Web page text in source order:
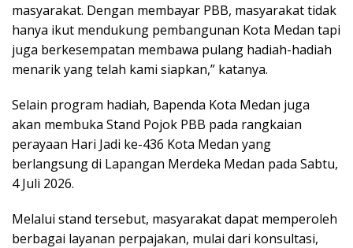
masyarakat. Dengan membayar PBB, masyarakat tidak
hanya ikut mendukung pembangunan Kota Medan tapi
juga berkesempatan membawa pulang hadiah-hadiah
menarik yang telah kami siapkan,” katanya.
Selain program hadiah, Bapenda Kota Medan juga
akan membuka Stand Pojok PBB pada rangkaian
perayaan Hari Jadi ke-436 Kota Medan yang
berlangsung di Lapangan Merdeka Medan pada Sabtu,
4 Juli 2026.
Melalui stand tersebut, masyarakat dapat memperoleh
berbagai layanan perpajakan, mulai dari konsultasi,